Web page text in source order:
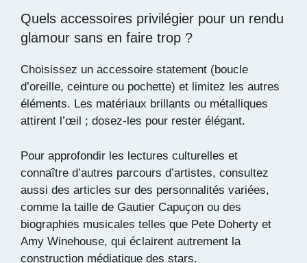
Quels accessoires privilégier pour un rendu
glamour sans en faire trop ?
Choisissez un accessoire statement (boucle
d’oreille, ceinture ou pochette) et limitez les autres
éléments. Les matériaux brillants ou métalliques
attirent l’œil ; dosez-les pour rester élégant.
Pour approfondir les lectures culturelles et
connaître d’autres parcours d’artistes, consultez
aussi des articles sur des personnalités variées,
comme la taille de Gautier Capuçon ou des
biographies musicales telles que Pete Doherty et
Amy Winehouse, qui éclairent autrement la
construction médiatique des stars.